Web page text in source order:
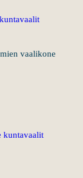
vaalikone
kuntavaalit